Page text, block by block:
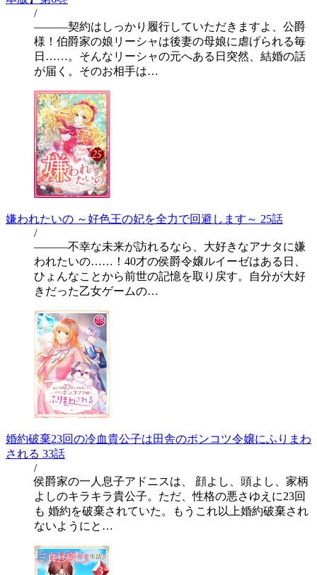
/
―――契約はしっかり履行していただきますよ、公爵
様！伯爵家の娘リーシャは後妻の母娘に虐げられる毎
日……。そんなリーシャの元へある日突然、結婚の話
が届く。そのお相手は…
嫌われたいの ～好色王の妃を全力で回避します～ 25話
/
―――不幸な未来が訪れるなら、大好きなアナタに嫌
われたいの……！40才の侯爵令嬢ルイーゼはある日、
ひょんなことから前世の記憶を取り戻す。自分が大好
きだった乙女ゲームの…
婚約破棄23回の冷血貴公子は田舎のポンコツ令嬢にふりまわ
される 33話
/
侯爵家の一人息子アドニスは、 顔よし、頭よし、家柄
よしのキラキラ貴公子。ただ、性格の悪さゆえに23回
も 婚約を破棄されていた。もうこれ以上婚約破棄され
ないようにと…